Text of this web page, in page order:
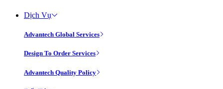
Dịch Vụ
Advantech Global Services
Design To Order Services
Advantech Quality Policy